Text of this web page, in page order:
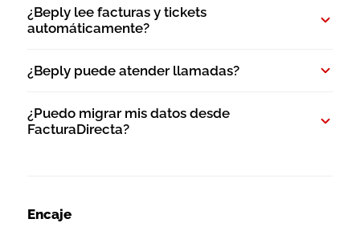
¿Beply lee facturas y tickets
automáticamente?
¿Beply puede atender llamadas?
¿Puedo migrar mis datos desde
FacturaDirecta?
Encaje